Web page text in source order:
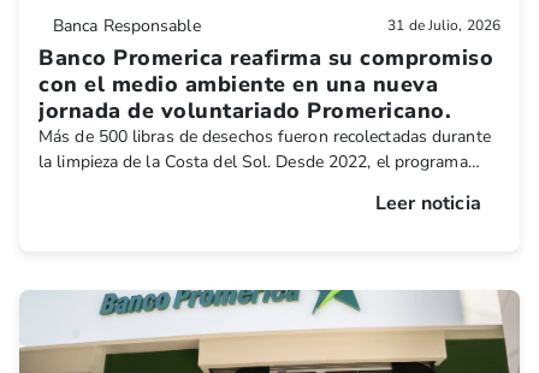
Banca Responsable 31 de Julio, 2026
Banco Promerica reafirma su compromiso
con el medio ambiente en una nueva
jornada de voluntariado Promericano.
Más de 500 libras de desechos fueron recolectadas durante
la limpieza de la Costa del Sol. Desde 2022, el programa
Leer noticia